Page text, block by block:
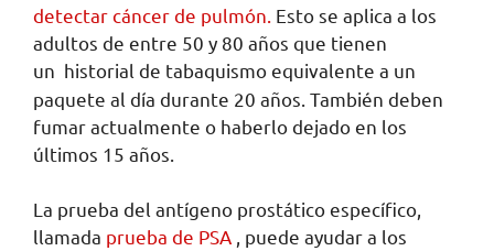
detectar cáncer de pulmón. Esto se aplica a los
adultos de entre 50 y 80 años que tienen
un historial de tabaquismo equivalente a un
paquete al día durante 20 años. También deben
fumar actualmente o haberlo dejado en los
últimos 15 años.
La prueba del antígeno prostático específico,
llamada prueba de PSA , puede ayudar a los